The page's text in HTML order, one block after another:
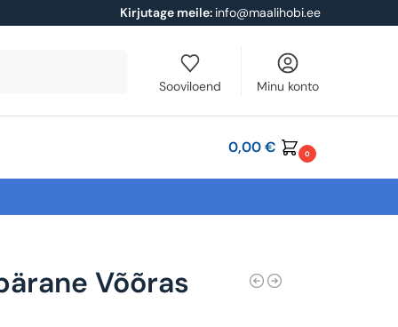
Kirjutage meile: info@maalihobi.ee
Sooviloend Minu konto
0,00€ 0
Võõras